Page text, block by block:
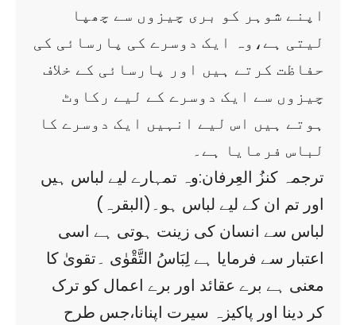
اپنے شوہر کو بری چیزوں سے چھپا
لیتی ہے،وہ ایک دوسرے کی پارسائی کی
حفاظت کرتے ہیں اور پارسائی کے خلاف
چیزوں سے ایک دوسرے کے لیے رکاوٹ
ہوتے ہیں اس لیے انہیں ایک دوسرے کا
لباس فرمایا ہے۔
ترجمہ کنزُ العِرفان:وہ تمہارے لیے لباس ہیں
اور تم ان کے لیے لباس ہو۔(البقرہ)
لباس سے انسان کی زینت ہوتی ہے اسی
اعتبار سے فرمایا ہے لِبَاسُ التَّقْوٰى ۔تقویٰ کا
معنی ہے برے عقائد اور برے اعمال کو ترک
کر دینا اور پاکیزہ سیرت اپنانا،جس طرح